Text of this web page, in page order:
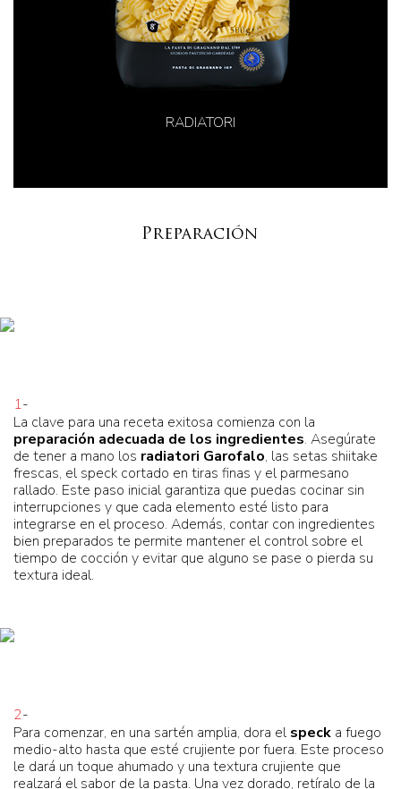
RADIATORI
Preparación
1-
La clave para una receta exitosa comienza con la
preparación adecuada de los ingredientes. Asegúrate
de tener a mano los radiatori Garofalo, las setas shiitake
frescas, el speck cortado en tiras finas y el parmesano
rallado. Este paso inicial garantiza que puedas cocinar sin
interrupciones y que cada elemento esté listo para
integrarse en el proceso. Además, contar con ingredientes
bien preparados te permite mantener el control sobre el
tiempo de cocción y evitar que alguno se pase o pierda su
textura ideal.
2-
Para comenzar, en una sartén amplia, dora el speck a fuego
medio-alto hasta que esté crujiente por fuera. Este proceso
le dará un toque ahumado y una textura crujiente que
realzará el sabor de la pasta. Una vez dorado, retíralo de la